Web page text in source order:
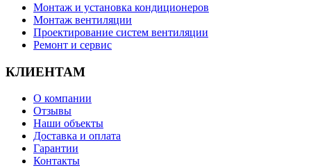
Монтаж и установка кондиционеров
Монтаж вентиляции
Проектирование систем вентиляции
Ремонт и сервис
КЛИЕНТАМ
О компании
Отзывы
Наши объекты
Доставка и оплата
Гарантии
Контакты